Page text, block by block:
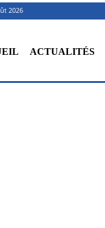
2026
ACTUALITÉS